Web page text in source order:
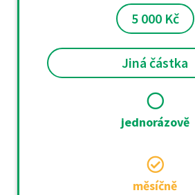
5 000 Kč
Jiná částka
jednorázově
měsíčně